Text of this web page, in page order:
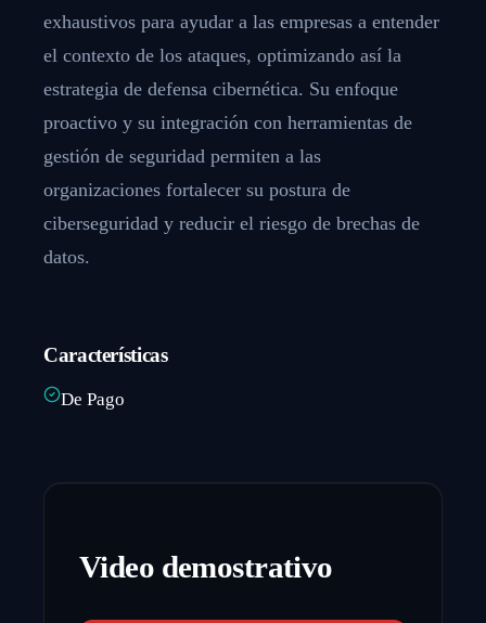
exhaustivos para ayudar a las empresas a entender
el contexto de los ataques, optimizando así la
estrategia de defensa cibernética. Su enfoque
proactivo y su integración con herramientas de
gestión de seguridad permiten a las
organizaciones fortalecer su postura de
ciberseguridad y reducir el riesgo de brechas de
datos.
Características
De Pago
Video demostrativo